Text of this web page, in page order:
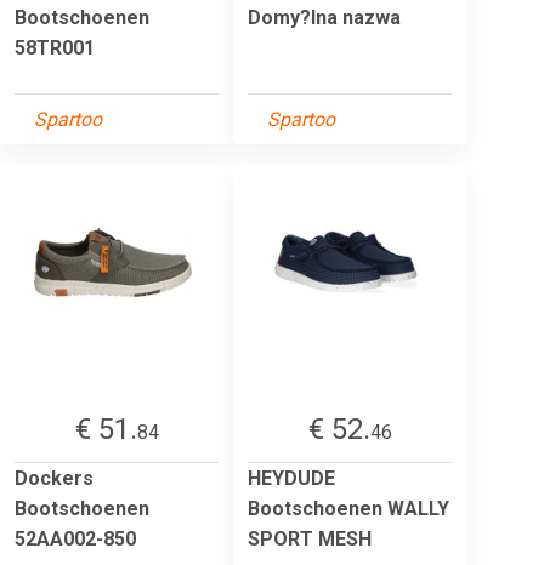
Bootschoenen
58TR001
Spartoo
Domy?lna nazwa
Spartoo
€ 51.84
Dockers
Bootschoenen
52AA002-850
€ 52.46
HEYDUDE
Bootschoenen WALLY
SPORT MESH